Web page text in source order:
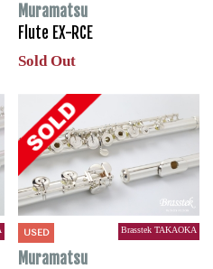
Muramatsu
Flute EX-RCE
Sold Out
USED Brasstek TAKAOKA
Muramatsu